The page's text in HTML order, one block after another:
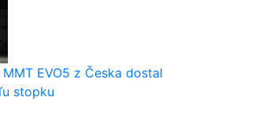
EVO5 z Česka dostal
stopku